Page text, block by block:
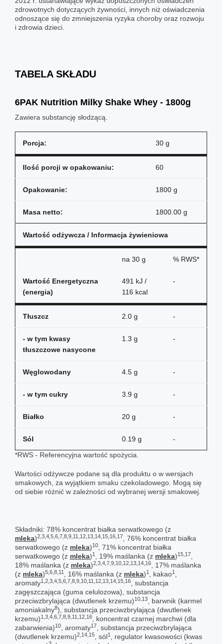
zdrowotnych dotyczących żywności, innych niż oświadczenia
odnoszące się do zmniejszenia ryzyka choroby oraz rozwoju
i zdrowia dzieci.
TABELA SKŁADU
6PAK Nutrition Milky Shake Whey - 1800g
Zawiera substancję słodzącą.
Porcja: 30 g
Ilość porcji w opakowaniu: 60
Opakowanie: 1800 g
Masa netto: 1800.00 g
Wartość odżywcza / Informacja żywieniowa
na 30 g % RWS*
Wartość Energetyczna
(energia)
491 kJ /
116 kcal
-
Tłuszcz 2.0 g -
- w tym kwasy
tłuszczowe nasycone
1.3 g -
Węglowodany 4.5 g -
- w tym cukry 3.9 g -
Białko 20 g -
Sól 0.19 g
-
*RWS - Referencyjna wartość spożycia.
Wartości odżywcze podane są dla produktu o w wersjach
smakowych, za wyjątkiem smaku czekoladowego. Mogą się
od siebie różnić w zależności od wybranej wersji smakowej.
Składniki: 78% koncentrat białka serwatkowego (z
mleka)2,3,4,5,6,7,8,9,11,12,13,14,15,16,17
, 76% koncentrat białka
serwatkowego (z mleka)10
, 71% koncentrat białka
serwatkowego (z mleka)1 , 19% maślanka (z mleka)15,17
18% maślanka (z mleka)2,3,4,7,9,10,12,13,14,16
, 17% maślanka
(z mleka)5,6,8,11 , 16% maślanka (z mleka)1 , kakao1
aromaty1,2,3,4,5,6,7,8,9,10,11,12,13,14,15,16
, substancja
zagęszczająca (guma celulozowa), substancja
przeciwzbrylająca (dwutlenek krzemu)10,13
, barwnik (karmel
amoniakalny8), substancja przeciwzbrylająca (dwutlenek
krzemu)1,3,4,6,7,8,9,11,12,16
, koncentrat czarnej marchwi (dla
zabarwienia)10 , aromaty17
, substancja przeciwzbrylająca
(dwutlenek krzemu)2,14,15 , sól1
, regulator kwasowości (kwas